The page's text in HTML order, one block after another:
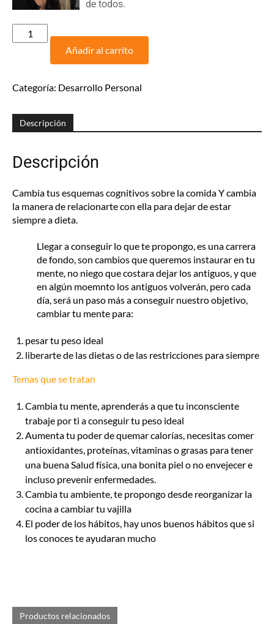
de todos.
Psiconutrición
Reestructuración
Añadir al carrito
Categoría: Desarrollo Personal
Descripción
Descripción
Cambia tus esquemas cognitivos sobre la comida Y cambia
la manera de relacionarte con ella para dejar de estar
siempre a dieta.
Llegar a conseguir lo que te propongo, es una carrera
de fondo, son cambios que queremos instaurar en tu
mente, no niego que costara dejar los antiguos, y que
en algún moemnto los antiguos volverán, pero cada
día, será un paso más a conseguir nuestro objetivo,
cambiar tu mente para:
pesar tu peso ideal
liberarte de las dietas o de las restricciones para siempre
Temas que se tratan
Cambia tu mente, aprenderás a que tu inconsciente
trabaje por ti a conseguir tu peso ideal
Aumenta tu poder de quemar calorías, necesitas comer
antioxidantes, proteínas, vitaminas o grasas para tener
una buena Salud física, una bonita piel o no envejecer e
incluso prevenir enfermedades.
Cambia tu ambiente, te propongo desde reorganizar la
cocina a cambiar tu vajilla
El poder de los hábitos, hay unos buenos hábitos que si
los conoces te ayudaran mucho
Productos relacionados